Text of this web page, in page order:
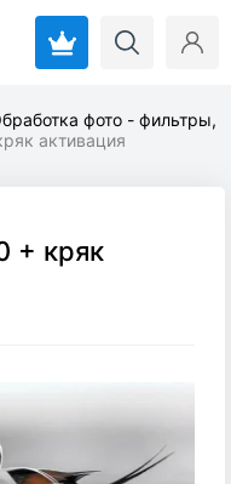
фото - фильтры,
активация
+ кряк